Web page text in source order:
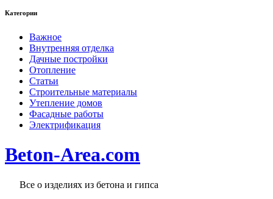
Категории
Важное
Внутренняя отделка
Дачные постройки
Отопление
Статьи
Строительные материалы
Утепление домов
Фасадные работы
Электрификация
Beton-Area.com
Все о изделиях из бетона и гипса